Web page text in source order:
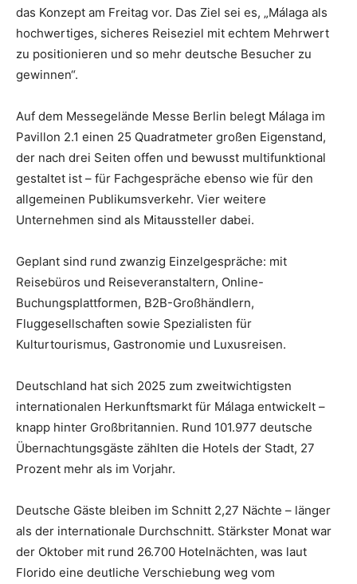
das Konzept am Freitag vor. Das Ziel sei es, „Málaga als
hochwertiges, sicheres Reiseziel mit echtem Mehrwert
zu positionieren und so mehr deutsche Besucher zu
gewinnen“.
Auf dem Messegelände Messe Berlin belegt Málaga im
Pavillon 2.1 einen 25 Quadratmeter großen Eigenstand,
der nach drei Seiten offen und bewusst multifunktional
gestaltet ist – für Fachgespräche ebenso wie für den
allgemeinen Publikumsverkehr. Vier weitere
Unternehmen sind als Mitaussteller dabei.
Geplant sind rund zwanzig Einzelgespräche: mit
Reisebüros und Reiseveranstaltern, Online-
Buchungsplattformen, B2B-Großhändlern,
Fluggesellschaften sowie Spezialisten für
Kulturtourismus, Gastronomie und Luxusreisen.
Deutschland hat sich 2025 zum zweitwichtigsten
internationalen Herkunftsmarkt für Málaga entwickelt –
knapp hinter Großbritannien. Rund 101.977 deutsche
Übernachtungsgäste zählten die Hotels der Stadt, 27
Prozent mehr als im Vorjahr.
Deutsche Gäste bleiben im Schnitt 2,27 Nächte – länger
als der internationale Durchschnitt. Stärkster Monat war
der Oktober mit rund 26.700 Hotelnächten, was laut
Florido eine deutliche Verschiebung weg vom